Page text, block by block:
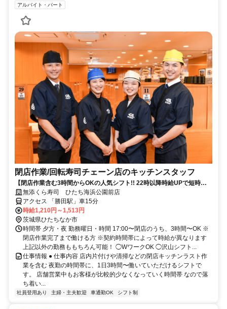
アルバイト・パート
閉店作業​/回転寿司チェーン店のキッチンスタッフ
【閉店作業含む3時間からOKの人気シフト!! 22時以降時給UPで短時間
で稼げる】
無添くら寿司 ひたち海浜公園前店
アクセス 「勝田駅」車15分
時給1,210円～1,513円
茨城県ひたちなか市
時間帯 夕方・夜 勤務曜日・時間 17:00〜閉店のうち、3時間〜OK ※
閉店作業完了まで働ける方 ※契約時間帯によって時給が異なります
上記以外の勤務ももちろん可能！ ◯WワークOK ◯沢山シフト...
仕事情報 ● 仕事内容 店内片付けや清掃などの閉店キッチンラスト作
業を含む 夜勤の時間帯に、1日3時間〜働いていただけるシフトで
す。 店舗営業中もお客様が比較的少なくなっていく時間帯 なので落
ち着い...
社員登用あり 主婦・主夫歓迎 車通勤OK シフト制